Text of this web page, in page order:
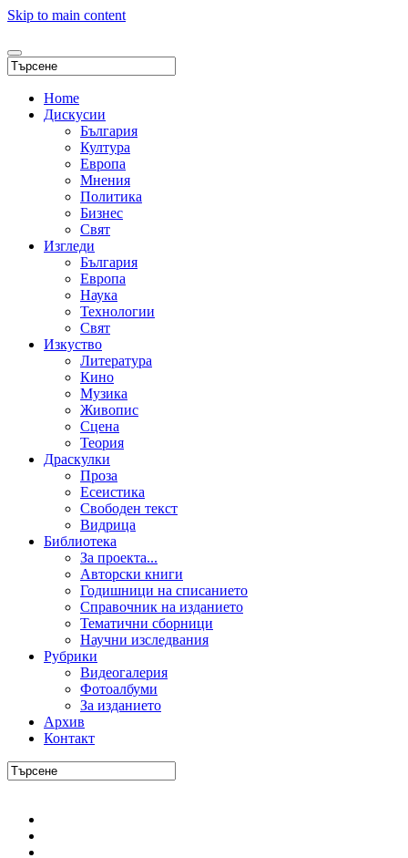
Skip to main content
Home
Дискусии
България
Култура
Европа
Мнения
Политика
Бизнес
Свят
Изгледи
България
Европа
Наука
Технологии
Свят
Изкуство
Литература
Кино
Музика
Живопис
Сцена
Теория
Драскулки
Проза
Есеистика
Свободен текст
Видрица
Библиотека
За проекта...
Авторски книги
Годишници на списанието
Справочник на изданието
Тематични сборници
Научни изследвания
Рубрики
Видеогалерия
Фотоалбуми
За изданието
Архив
Контакт